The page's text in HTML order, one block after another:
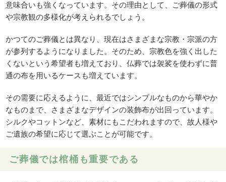
意味合いも強くなっています。その理由として、ご葬儀の形式
や宗教観の多様化が考えられるでしょう。
かつてのご葬儀とは異なり、現在はさまざまな宗教・宗派の方
が参列するようになりました。そのため、宗教色を強く出した
くないという希望者も増えており、仏葬では袈裟を使わずに普
通の布を用いるケースも増えています。
その需要に応えるように、最近ではシンプルなものから華やか
なものまで、さまざまなデザインの装飾布が出回っています。
シルクやコットンなど、素材にもこだわれますので、故人様や
ご遺族の希望に応じて選ぶことが可能です。
ご葬儀では棺桶も重要である